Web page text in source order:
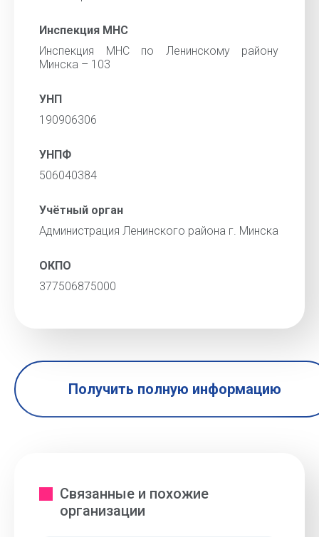
Инспекция МНС
Инспекция МНС по Ленинскому району
Минска – 103
УНП
190906306
УНПФ
506040384
Учётный орган
Администрация Ленинского района г. Минска
ОКПО
377506875000
Получить полную информацию
Связанные и похожие
организации